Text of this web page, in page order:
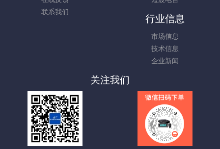
联系我们
行业信息
市场信息
技术信息
企业新闻
关注我们